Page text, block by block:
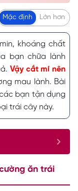
đồng thời
Mỹ của Bệnh
Mặc định Lớn hơn
khoáng chất
bạn chữa lành
Vậy cắt mí nên
mau lành. Bài
bạn tận dụng
trái cây này.
ăn trái